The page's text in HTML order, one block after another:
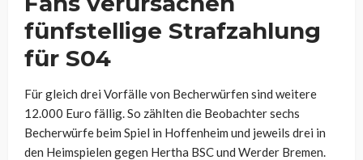
fünfstellige Strafzahlung
für S04
Für gleich drei Vorfälle von Becherwürfen sind weitere
12.000 Euro fällig. So zählten die Beobachter sechs
Becherwürfe beim Spiel in Hoffenheim und jeweils drei in
den Heimspielen gegen Hertha BSC und Werder Bremen.